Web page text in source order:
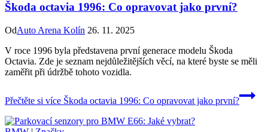
Škoda octavia 1996: Co opravovat jako první?
OdAuto Arena Kolín 26. 11. 2025
V roce 1996 byla představena první generace modelu Škoda
Octavia. Zde je seznam nejdůležitějších věcí, na které byste se měli
zaměřit při údržbě tohoto vozidla.
Přečtěte si více Škoda octavia 1996: Co opravovat jako první?